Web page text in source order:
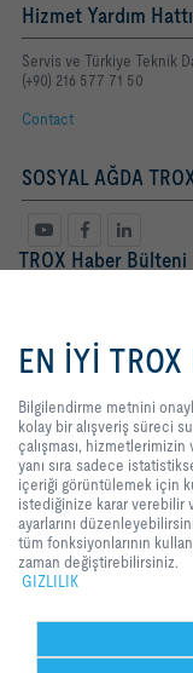
Hizmet Yardım Hattı
Servis ve Türkiye Teknik
(+90) 216 577 71 50
Contact
SOSYAL AĞDA
TROX Haber Bülteni
Yasal Terimler kayıt
2026 ©
EN İYİ
Bilgilendirme metnini
kolay bir alışveriş süreci
çalışması, hizmetlerimizin
yanı sıra sadece
içeriği görüntülemek için
istediğinize karar verebilir
ayarlarını
tüm fonksiyonlarının
zaman değiştirebilirsiniz.
GIZLILIK